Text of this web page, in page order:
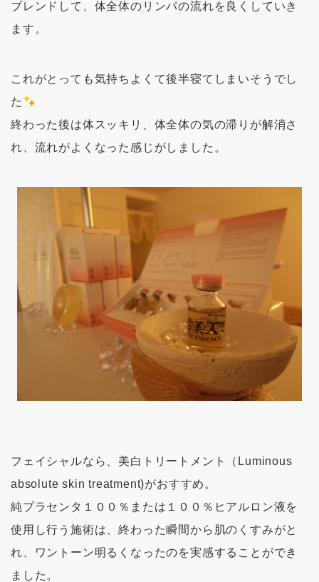
ブレンドして、体全体のリンパの流れを良くしていき
ます。
これがとっても気持ちよくて後半寝てしまいそうでし
た
終わった後は体スッキリ、体全体の気の滞りが解消さ
れ、流れがよくなった感じがしました。
フェイシャルなら、美白トリートメント（Luminous
absolute skin treatment)がおすすめ。
純プラセンタ１００％または１００％ヒアルロン液を
使用し行う施術は、終わった瞬間から肌のくすみがと
れ、ワントーン明るくなったのを実感することができ
ました。